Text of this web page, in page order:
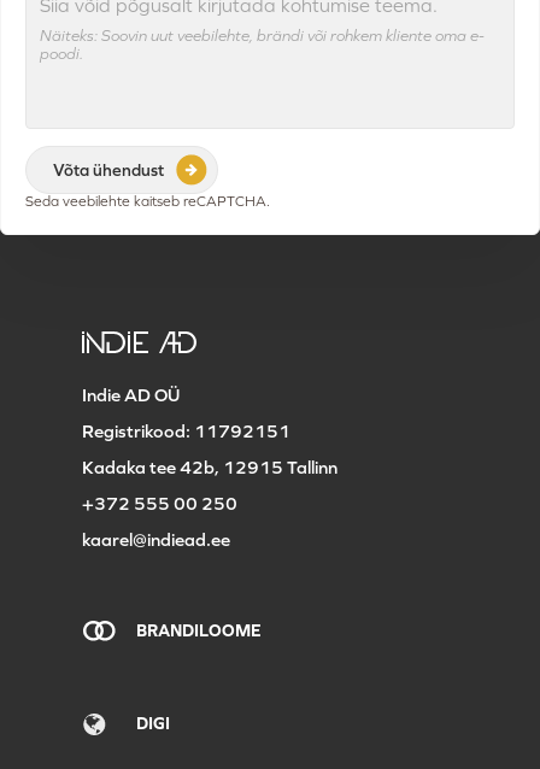
Siia võid põgusalt kirjutada kohtumise teema.
Näiteks: Soovin uut veebilehte, brändi või rohkem kliente oma e-
poodi.
Seda veebilehte kaitseb reCAPTCHA.
Indie AD OÜ
Registrikood: 11792151
Kadaka tee 42b, 12915 Tallinn
+372 555 00 250
kaarel@indiead.ee
BRANDILOOME
DIGI